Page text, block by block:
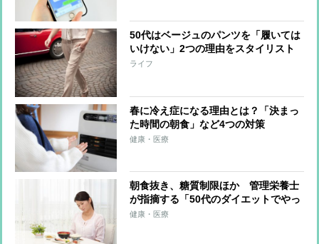
50代はベージュのパンツを「履いては
いけない」2つの理由をスタイリスト
が解説
ライフ
春に冷え症になる理由とは？「決まっ
た時間の朝食」など4つの対策
健康・医療
朝食抜き、糖質制限ほか 管理栄養士
が指摘する「50代のダイエットでやっ
てはいけないこと」
健康・医療